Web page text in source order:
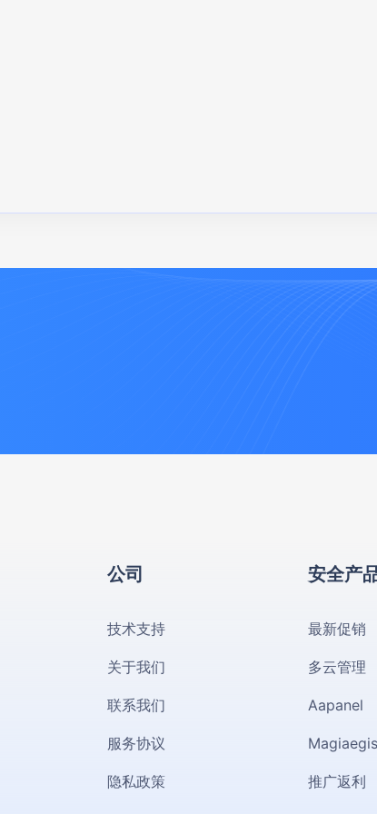
公司
技术支持
关于我们
联系我们
服务协议
隐私政策
安全产
最新促销
多云管理
Aapanel
推广返利